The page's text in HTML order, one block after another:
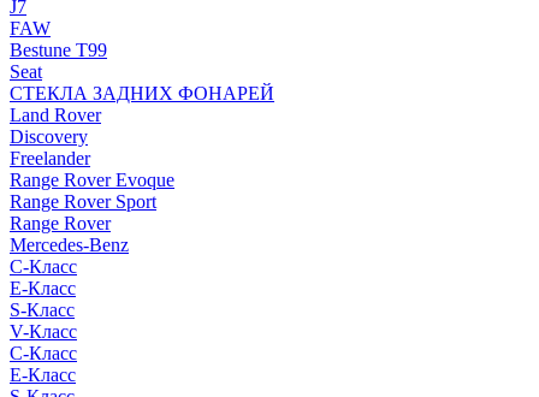
J7
FAW
Bestune T99
Seat
СТЕКЛА ЗАДНИХ ФОНАРЕЙ
Land Rover
Discovery
Freelander
Range Rover Evoque
Range Rover Sport
Range Rover
Mercedes-Benz
C-Класс
E-Класс
S-Класс
V-Класс
C-Класс
E-Класс